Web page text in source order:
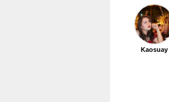
Kaosuay